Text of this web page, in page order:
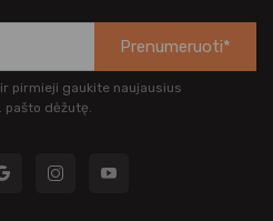
Prenumeruoti*
pirmieji gaukite naujausius
pašto dėžutę.